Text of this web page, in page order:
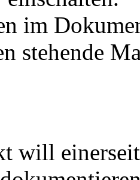
im
stehende
will